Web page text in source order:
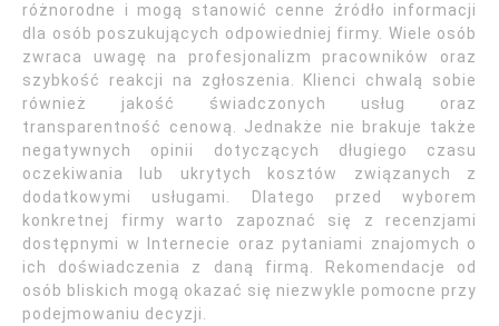
różnorodne i mogą stanowić cenne źródło informacji
dla osób poszukujących odpowiedniej firmy. Wiele osób
zwraca uwagę na profesjonalizm pracowników oraz
szybkość reakcji na zgłoszenia. Klienci chwalą sobie
również jakość świadczonych usług oraz
transparentność cenową. Jednakże nie brakuje także
negatywnych opinii dotyczących długiego czasu
oczekiwania lub ukrytych kosztów związanych z
dodatkowymi usługami. Dlatego przed wyborem
konkretnej firmy warto zapoznać się z recenzjami
dostępnymi w Internecie oraz pytaniami znajomych o
ich doświadczenia z daną firmą. Rekomendacje od
osób bliskich mogą okazać się niezwykle pomocne przy
podejmowaniu decyzji.